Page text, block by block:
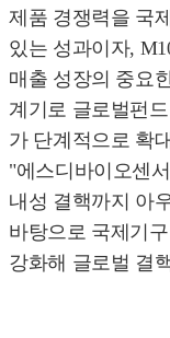
제품 경쟁력을 국
있는 성과이자,
매출 성장의 중요
계기로 글로벌펀
가 단계적으로 확
"에스디바이오센
내성 결핵까지 아
바탕으로 국제기
강화해 글로벌 결